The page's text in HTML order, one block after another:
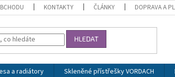
KONTAKTY ČLÁNKY DOPRAVA A
HLEDAT
a radiátory Skleněné přístřešky VORDACH